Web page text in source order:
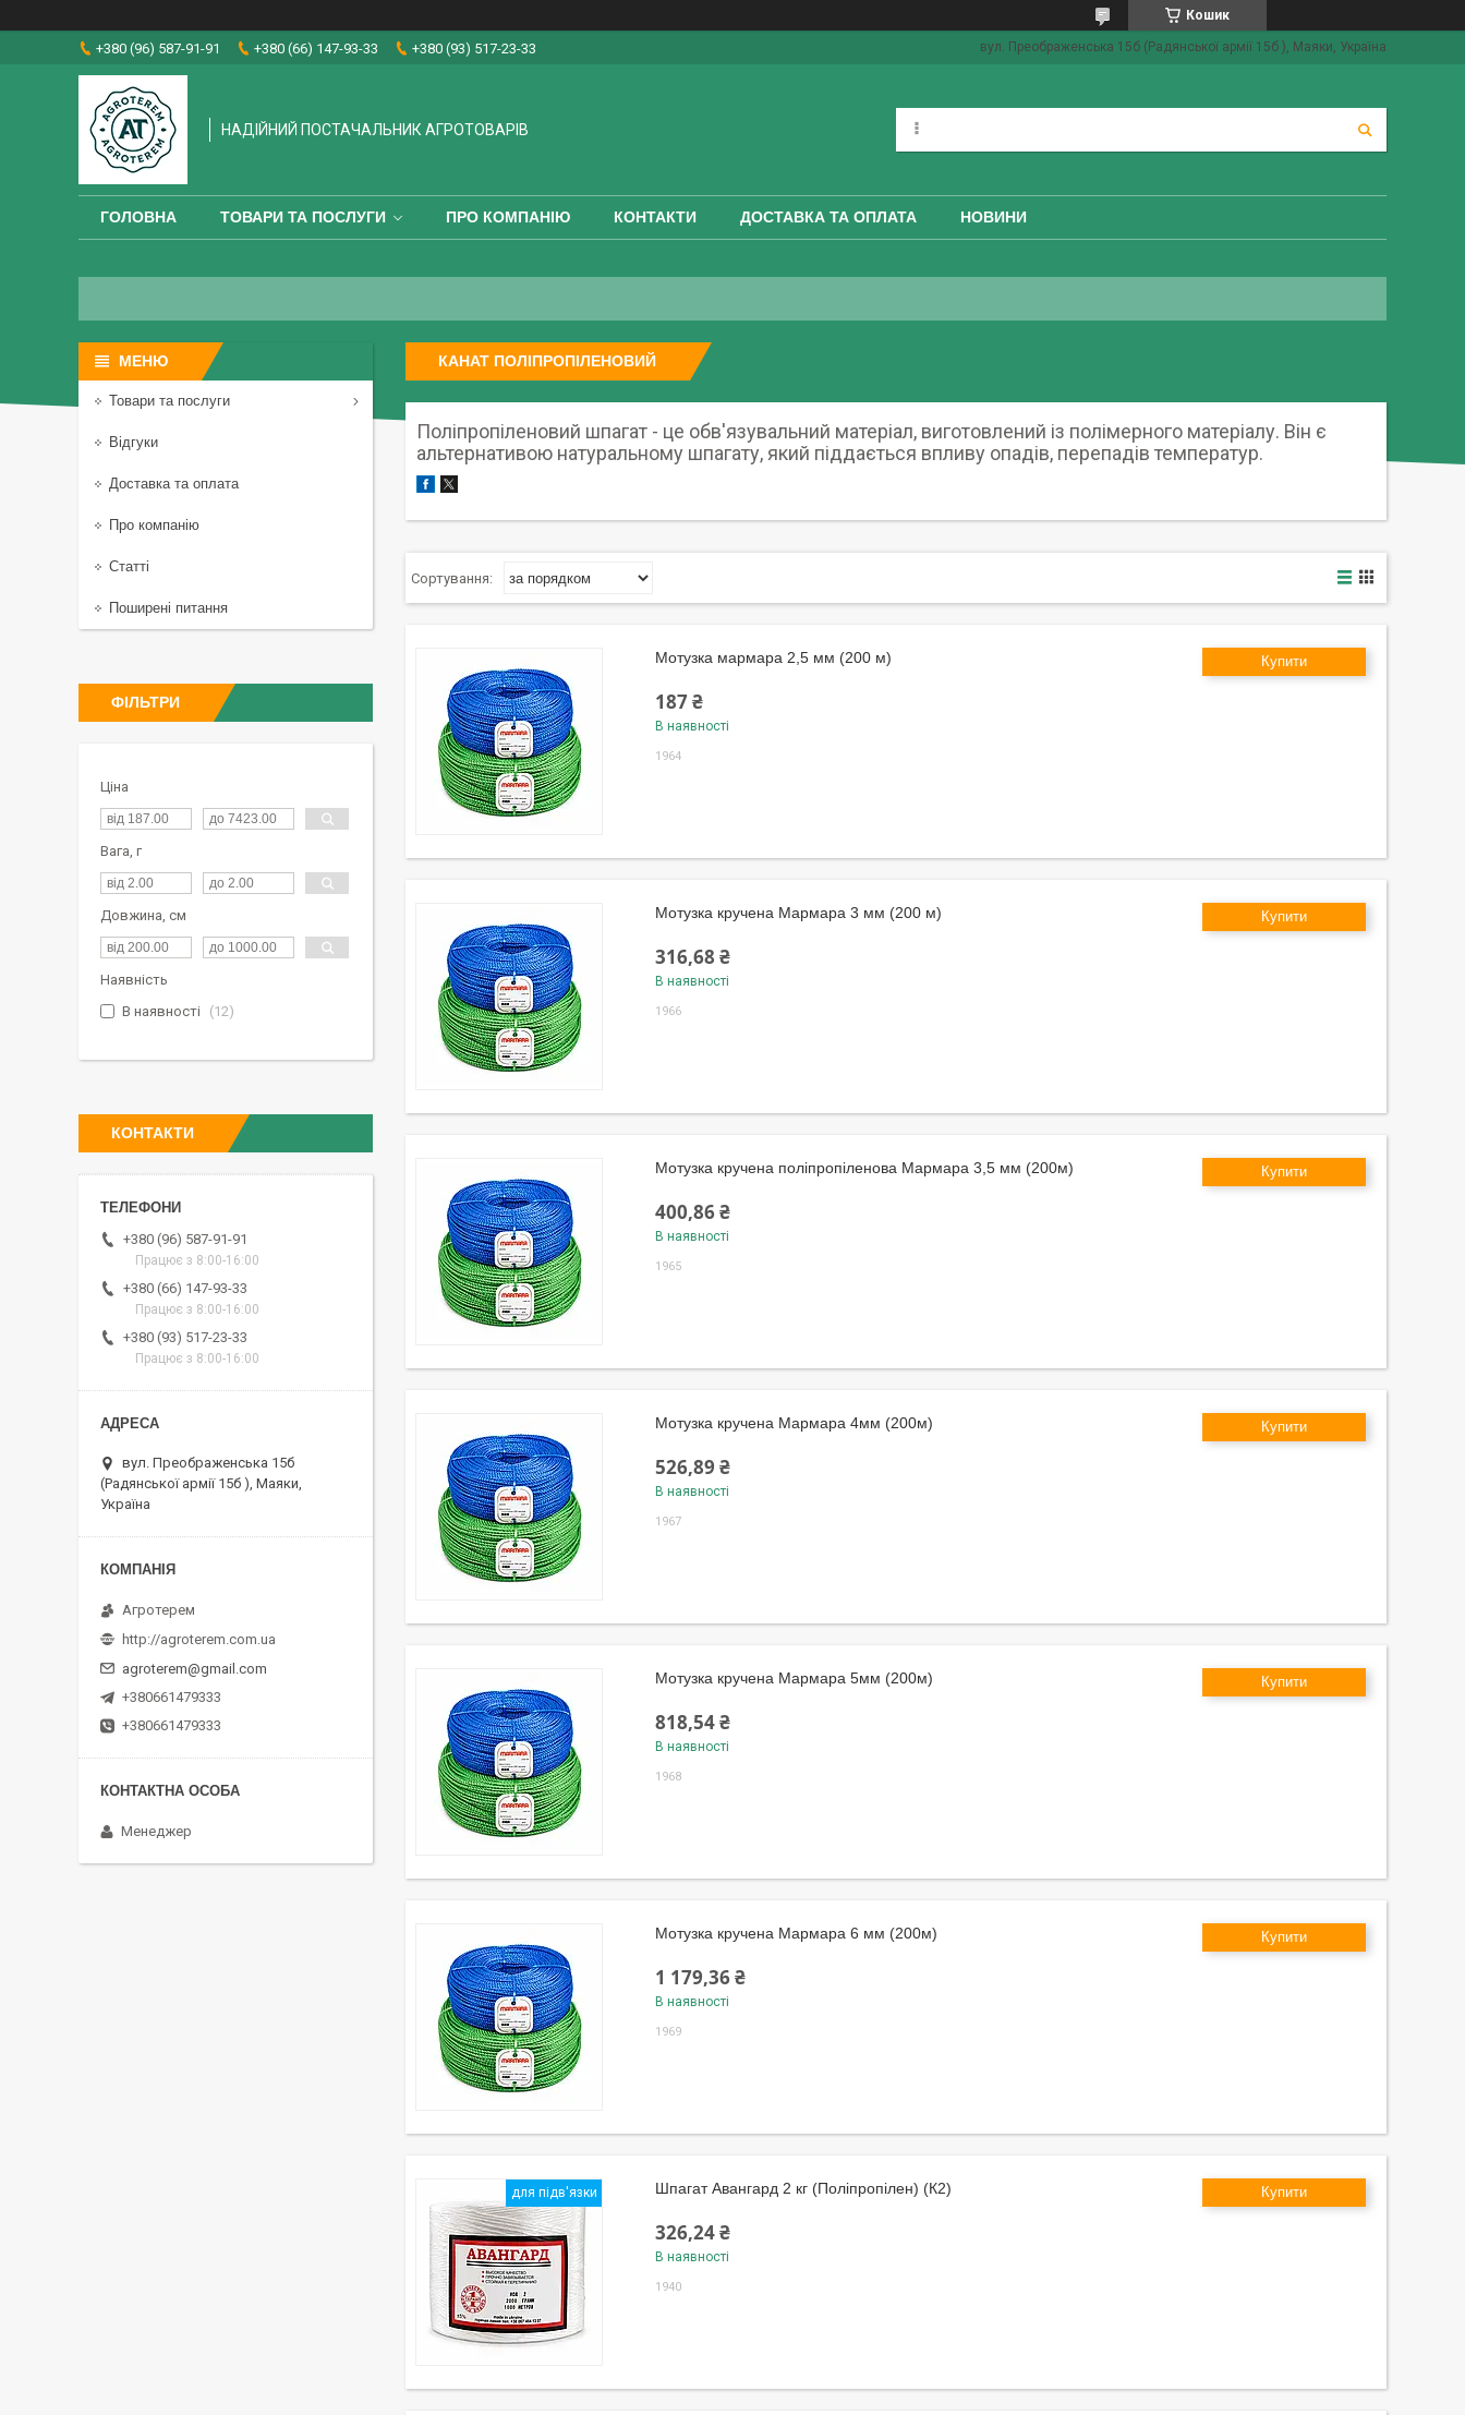
Кошик
+380 (96) 587-91-91 +380 (66) 147-93-33 +380 (93) 517-23-33 вул. Преображенська 15б (Радянської армії 15б ), Маяки, Україна
НАДІЙНИЙ ПОСТАЧАЛЬНИК АГРОТОВАРІВ
ГОЛОВНА ТОВАРИ ТА ПОСЛУГИ ПРО КОМПАНІЮ КОНТАКТИ ДОСТАВКА ТА ОПЛАТА НОВИНИ
КАНАТ ПОЛІПРОПІЛЕНОВИЙ
Поліпропіленовий шпагат - це обв'язувальний матеріал, виготовлений із полімерного матеріалу. Він є
альтернативою натуральному шпагату, який піддається впливу опадів, перепадів температур.
Купити
Мотузка мармара 2,5 мм (200 м)
187 ₴
В наявності
1964
Купити
Мотузка кручена Мармара 3 мм (200 м)
316,68 ₴
В наявності
1966
Купити
Мотузка кручена поліпропіленова Мармара 3,5 мм (200м)
400,86 ₴
В наявності
1965
Купити
Мотузка кручена Мармара 4мм (200м)
526,89 ₴
В наявності
1967
Купити
Мотузка кручена Мармара 5мм (200м)
818,54 ₴
В наявності
1968
Купити
Мотузка кручена Мармара 6 мм (200м)
1 179,36 ₴
В наявності
1969
для підв'язки Купити
Шпагат Авангард 2 кг (Поліпропілен) (К2)
326,24 ₴
В наявності
1940
Товари та послуги
Відгуки
Доставка та оплата
Про компанію
Статті
Поширені питання
ФІЛЬТРИ
Ціна
Вага, г
Довжина, см
Наявність
В наявності
12
КОНТАКТИ
+380 (96) 587-91-91
Працює з 8:00-16:00
+380 (66) 147-93-33
Працює з 8:00-16:00
+380 (93) 517-23-33
Працює з 8:00-16:00
вул. Преображенська 15б
(Радянської армії 15б ), Маяки,
Україна
Агротерем
http://agroterem.com.ua
agroterem@gmail.com
+380661479333
+380661479333
Менеджер